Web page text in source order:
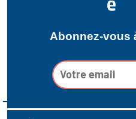
Abonnez-vous